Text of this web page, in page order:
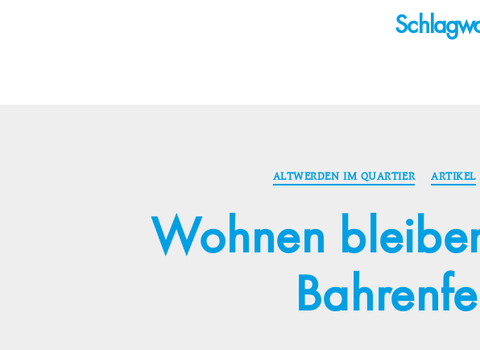
ALTWERDEN IM QUARTIER ARTIKEL
Wohnen